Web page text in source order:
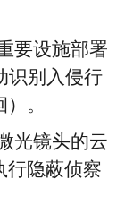
要设施部署
识别入侵行
。
光镜头的云
行隐蔽侦察